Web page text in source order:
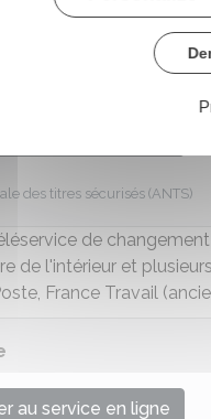
sur le site de l'ANTS :
des titres sécurisés (ANTS)
de
de l'intérieur et
France Travail
au service en ligne